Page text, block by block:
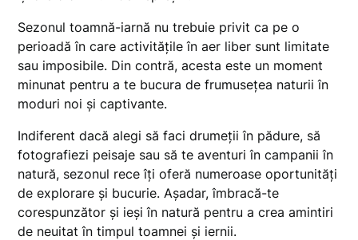
Sezonul toamnă-iarnă nu trebuie privit ca pe o
perioadă în care activitățile în aer liber sunt limitate
sau imposibile. Din contră, acesta este un moment
minunat pentru a te bucura de frumusețea naturii în
moduri noi și captivante.
Indiferent dacă alegi să faci drumeții în pădure, să
fotografiezi peisaje sau să te aventuri în campanii în
natură, sezonul rece îți oferă numeroase oportunități
de explorare și bucurie. Așadar, îmbracă-te
corespunzător și ieși în natură pentru a crea amintiri
de neuitat în timpul toamnei și iernii.